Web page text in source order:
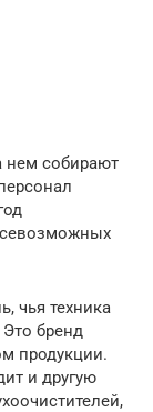
нем собирают
чья техника
бренд
продукции.
и другую